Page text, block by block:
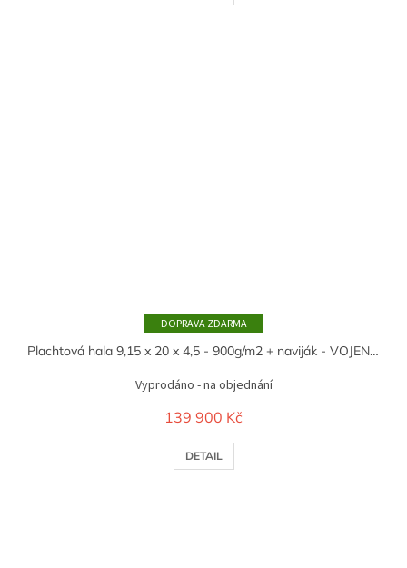
ZDARMA
Plachtová hala 9,15 x 20 x 4,5 - 900g/m2 + naviják - VOJENSKÁ ZELENÁ
Vyprodáno - na objednání
139 900 Kč
DETAIL